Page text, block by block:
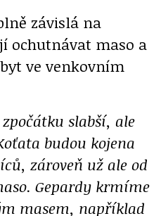
závislá na
ochutnávat maso a
ve venkovním
slabší, ale
budou kojena
zároveň už ale od
Gepardy krmíme
masem, například